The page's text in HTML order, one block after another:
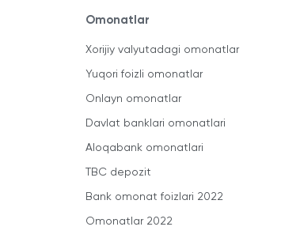
Omonatlar
Xorijiy valyutadagi omonatlar
Yuqori foizli omonatlar
Onlayn omonatlar
Davlat banklari omonatlari
Aloqabank omonatlari
TBC depozit
Bank omonat foizlari 2022
Omonatlar 2022